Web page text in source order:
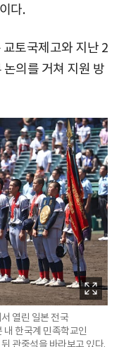
다.
토국제고와 지난 2
의를 거쳐 지원 방
열린 일본 전국
한국계 민족학교인
관중석을 바라보고 있다.